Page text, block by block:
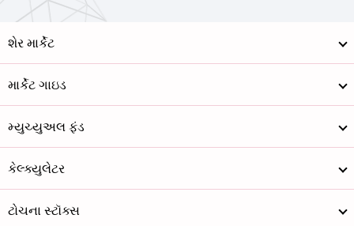
શેર માર્કેટ
માર્કેટ ગાઇડ
મ્યુચ્યુઅલ ફંડ
કેલ્ક્યુલેટર
ટોચના સ્ટૉક્સ